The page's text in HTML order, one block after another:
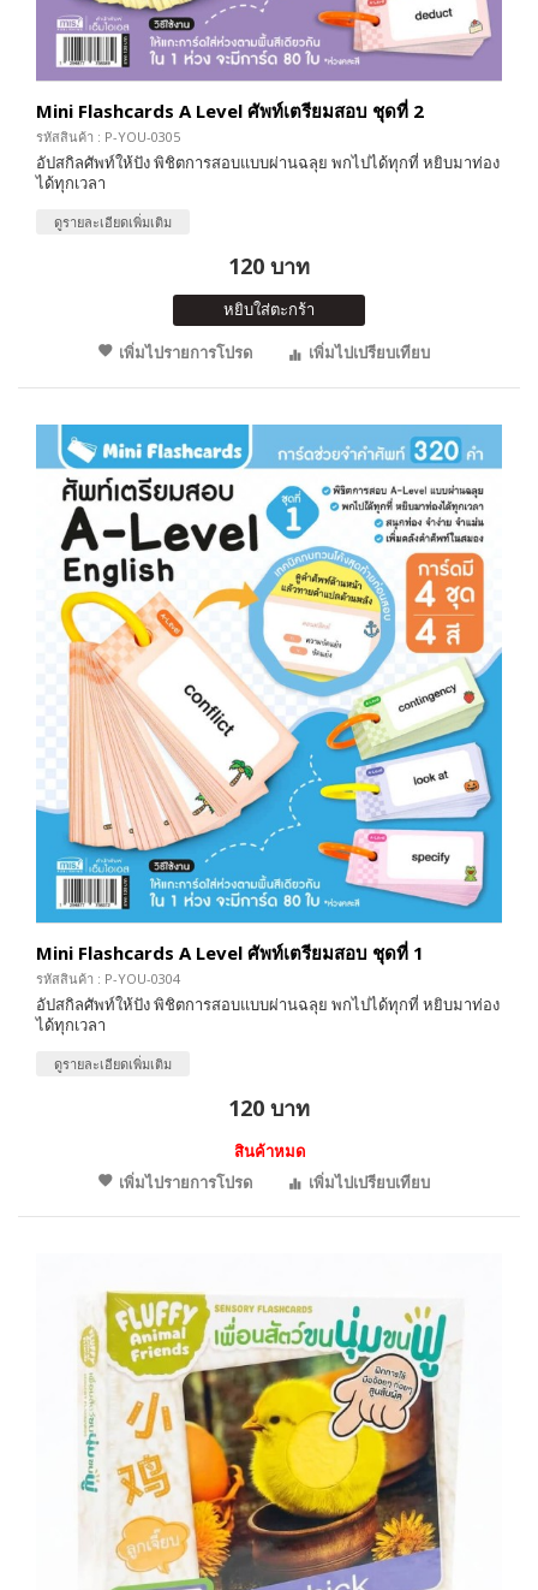
Mini Flashcards A Level ศัพท์เตรียมสอบ ชุดที่ 2
รหัสสินค้า : P-YOU-0305
อัปสกิลศัพท์ให้ปัง พิชิตการสอบแบบผ่านฉลุย พกไปได้ทุกที่ หยิบมาท่อง
ได้ทุกเวลา
ดูรายละเอียดเพิ่มเติม
120 บาท
หยิบใส่ตะกร้า
เพิ่มไปรายการโปรด
เพิ่มไปเปรียบเทียบ
Mini Flashcards A Level ศัพท์เตรียมสอบ ชุดที่ 1
รหัสสินค้า : P-YOU-0304
อัปสกิลศัพท์ให้ปัง พิชิตการสอบแบบผ่านฉลุย พกไปได้ทุกที่ หยิบมาท่อง
ได้ทุกเวลา
ดูรายละเอียดเพิ่มเติม
120 บาท
สินค้าหมด
เพิ่มไปรายการโปรด
เพิ่มไปเปรียบเทียบ